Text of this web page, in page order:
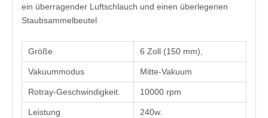
ein überragender Luftschlauch und einen überlegenen
Staubsammelbeutel
Größe 6 Zoll (150 mm),
Vakuummodus Mitte-Vakuum
Rotray-Geschwindigkeit. 10000 rpm
Leistung 240w.